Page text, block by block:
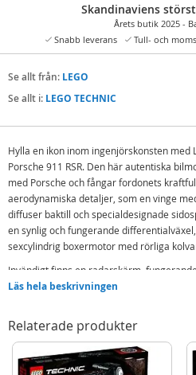
Skandinaviens
Årets butik 2025 -
Snabb leverans
Tull- och
Se allt från: LEGO
Se allt i: LEGO TECHNIC
Hylla en ikon inom ingenjörskonsten med
Porsche 911 RSR. Den här autentiska
med Porsche och fångar fordonets
aerodynamiska detaljer, som en vinge
diffuser baktill och specialdesignade
en synlig och fungerande
sexcylindrig boxermotor med rörliga
Invändigt finns en radarskärm,
och till och med en karta över racingbanan
på den här grymma LEGO Technic
perfekt att visa upp hemma eller på
Porsche 911 RSR-modell med
Läs hela beskrivningen
Relaterade produkter